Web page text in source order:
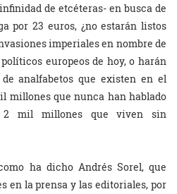
de etcéteras- en busca de
por 23 euros, ¿no estarán listos
imperiales en nombre de
europeos de hoy, o harán
analfabetos que existen en el
millones que nunca han hablado
mil millones que viven sin
ha dicho Andrés Sorel, que
en la prensa y las editoriales, por